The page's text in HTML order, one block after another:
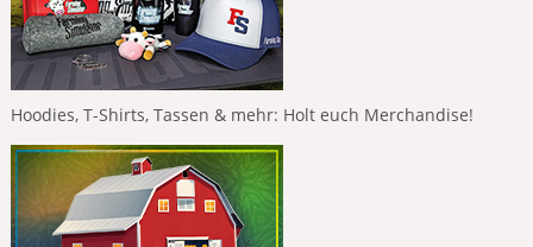
Hoodies, T-Shirts, Tassen & mehr: Holt euch Merchandise!